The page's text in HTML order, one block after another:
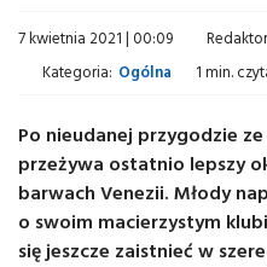
7 kwietnia 2021 | 00:09
Kategoria: Ogólna 1 min.
Po nieudanej przygodzie
przeżywa ostatnio lepszy
barwach Venezii. Młody
o swoim macierzystym
się jeszcze zaistnieć w